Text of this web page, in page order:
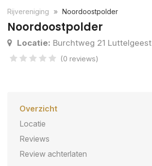
Rijvereniging Noordoostpolder
Noordoostpolder
Locatie: Burchtweg 21 Luttelgeest
(0 reviews)
Overzicht
Locatie
Reviews
Review achterlaten